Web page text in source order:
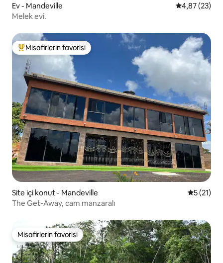
Ev - Mandeville 5 üzerinden
4,87 (23)
Melek evi.
Misafirlerin favorilerinden en beğenilenler arasında
Misafirlerin favorisi
Site içi konut - Mandeville 55 (21)
The Get-Away, cam manzaralı
Misafirlerin favorisi
Misafirlerin favorisi